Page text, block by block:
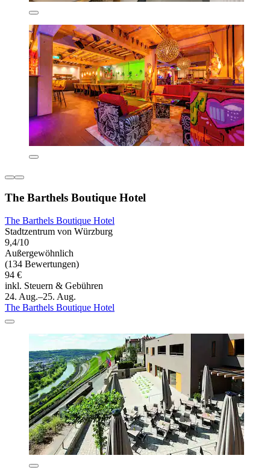
The Barthels Boutique Hotel
The Barthels Boutique Hotel
Stadtzentrum von Würzburg
9,4/10
Außergewöhnlich
(134 Bewertungen)
94 €
inkl. Steuern & Gebühren
24. Aug.–25. Aug.
The Barthels Boutique Hotel